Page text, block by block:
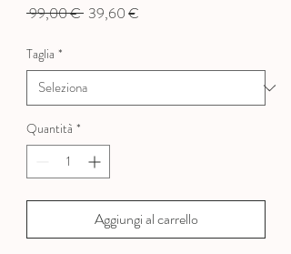
99,00 € Prezzo
39,60 €
Taglia *
Quantità *
Aggiungi al carrello